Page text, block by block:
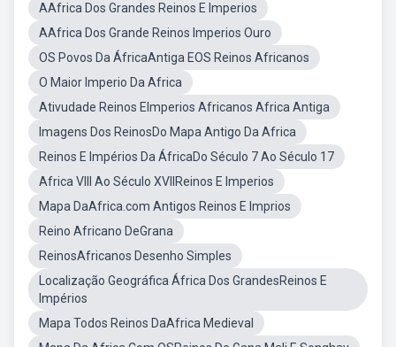
AAfrica Dos Grandes Reinos E Imperios
AAfrica Dos Grande Reinos Imperios Ouro
OS Povos Da ÁfricaAntiga EOS Reinos Africanos
O Maior Imperio Da Africa
Ativudade Reinos EImperios Africanos Africa Antiga
Imagens Dos ReinosDo Mapa Antigo Da Africa
Reinos E Impérios Da ÁfricaDo Século 7 Ao Século 17
Africa VIII Ao Século XVIIReinos E Imperios
Mapa DaAfrica.com Antigos Reinos E Imprios
Reino Africano DeGrana
ReinosAfricanos Desenho Simples
Localização Geográfica África Dos GrandesReinos E
Impérios
Mapa Todos Reinos DaAfrica Medieval